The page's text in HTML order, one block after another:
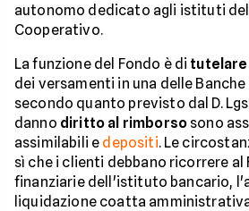
autonomo dedicato agli istituti
Cooperativo.
La funzione del Fondo è di tutelare
dei versamenti in una delle
secondo quanto previsto dal D.
danno diritto al rimborso sono
assimilabili e depositi. Le
sì che i clienti debbano ricorrere
finanziarie dell'istituto bancario,
liquidazione coatta